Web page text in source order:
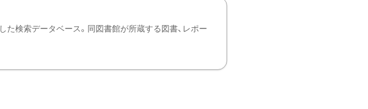
検索データベース。同図書館が所蔵する図書、レポー